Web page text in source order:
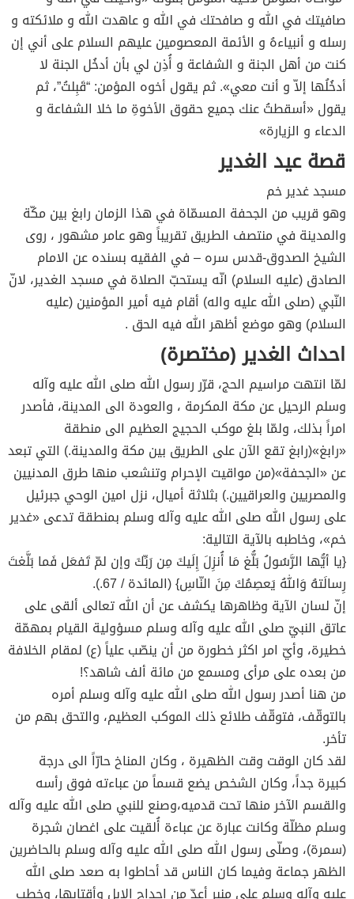
صافيتك في الله و صافحتك في الله و عاهدت الله و ملائكته و
رسله و أنبياءهُ و الأئمة المعصومين عليهم السلام على أني إن
كنت من أهل الجنة و الشفاعة و أُذِن لي بأن أدخُل الجنة لا
أدخُلُها إلاّ و أنت معي». ثم يقول أخوه المؤمن: “قَبِلتُ”، ثم
يقول «أسقطتُ عنك جميع حقوق الأخوةِ ما خلا الشفاعة و
الدعاء و الزيارة»
قصة عيد الغدير
مسجد غدير خم
وهو قريب من الجحفة المسمّاة في هذا الزمان رابغ بين مكّة
والمدينة في منتصف الطريق تقريباً وهو عامر مشهور ، روى
الشيخ الصدوق-قدس سره – في الفقيه بسنده عن الامام
الصادق (عليه السلام) انّه يستحبّ الصلاة في مسجد الغدير، لانّ
النّبي (صلى الله عليه واله) أقام فيه أمير المؤمنين (عليه
السلام) وهو موضع أظهر الله فيه الحق .
احداث الغدير (مختصرة)
لمّا انتهت مراسيم الحج، قرّر رسول الله صلى الله عليه وآله
وسلم الرحيل عن مكة المكرمة ، والعودة الى المدينة، فأصدر
امراً بذلك، ولمّا بلغ موكب الحجيج العظيم الى منطقة
«رابغ»(رابغ تقع الآن على الطريق بين مكة والمدينة.) التي تبعد
عن «الجحفة»(من مواقيت الإحرام وتنشعب منها طرق المدنيين
والمصريين والعراقيين.) بثلاثة أميال، نزل امين الوحي جبرئيل
على رسول الله صلى الله عليه وآله وسلم بمنطقة تدعى «غدير
خم»، وخاطبه بالآية التالية:
{يا أيُّها الرَّسُولُ بَلُّغ مَا أُنزِلَ إِلَيكَ مِن رَبِّكَ وإن لمّ تَفعَل فَما بَلَّغتَ
رِسالَتهُ وَاللهُ يَعصِمُكَ مِنَ النّاسِ} (المائدة / 67.).
إنّ لسان الآية وظاهرها يكشف عن أن الله تعالى ألقى على
عاتق النبيّ صلى الله عليه وآله وسلم مسؤولية القيام بمهمّة
خطيرة، وأيّ امر اكثر خطورة من أن ينصّب علياً (ع) لمقام الخلافة
من بعده على مرأى ومسمع من مائة ألف شاهد؟!
من هنا أصدر رسول الله صلى الله عليه وآله وسلم أمره
بالتوقّف، فتوقّف طلائع ذلك الموكب العظيم، والتحق بهم من
تأخر.
لقد كان الوقت وقت الظهيرة ، وكان المناخ حارّاً الى درجة
كبيرة جداً، وكان الشخص يضع قسماً من عباءته فوق رأسه
والقسم الآخر منها تحت قدميه،وصنع للنبي صلى الله عليه وآله
وسلم مظلّة وكانت عبارة عن عباءة أُلقيت على اغصان شجرة
(سمرة)، وصلّى رسول الله صلى الله عليه وآله وسلم بالحاضرين
الظهر جماعة وفيما كان الناس قد أحاطوا به صعد صلى الله
عليه وآله وسلم على منبر أعدّ من احداج الإبل وأقتابها، وخطب